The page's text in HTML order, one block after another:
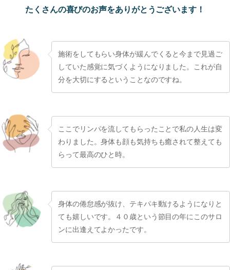
たくさんの喜びのお声をありがとうございます！
施術をしてもらい身体が緩んでくると今まで見過ご
していた感覚に気づくようになりました。これが自
分を大切にするということなのですね。
ここでリンパを流してもらったことで私の人生は変
わりました。身体も顔も気持ちも癒されて整えても
らって最高のひと時。
身体の倦怠感が抜け、テキパキ動けるようになりと
ても嬉しいです。４０歳という節目の年にこのサロ
ンに出逢えてよかったです。